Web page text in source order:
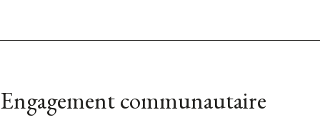
Engagement communautaire